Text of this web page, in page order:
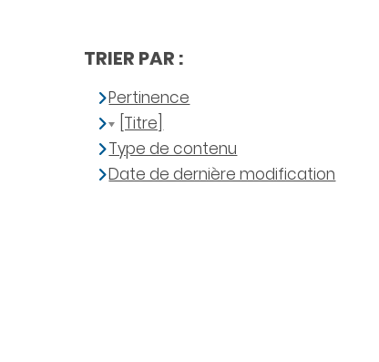
TRIER PAR :
Pertinence
[Titre]
Type de contenu
Date de dernière modification